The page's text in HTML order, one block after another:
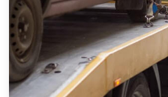
Wij kunnen u helpen met de
eigenlijk alle merken, zoals Alfa
Chevrolet, Citroën, Dacia, Fiat,
Kia, Mazda, Mercedes Benz,
Peugeot, Porsche, Renault, Seat,